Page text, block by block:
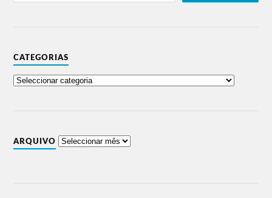
CATEGORIAS
ARQUIVO